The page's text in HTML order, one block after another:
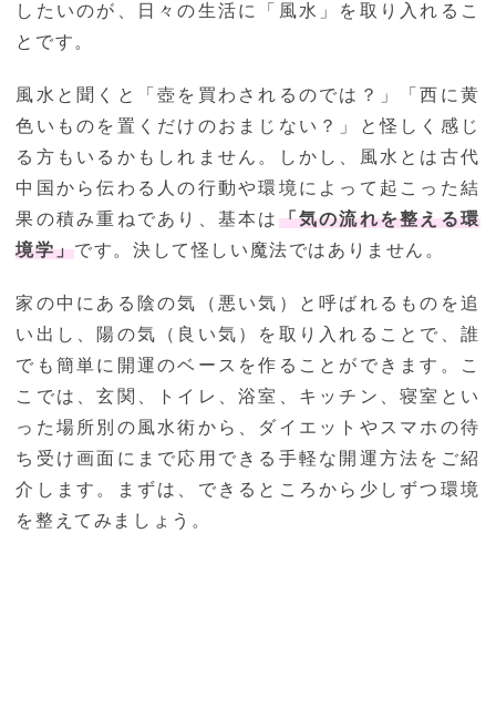
したいのが、日々の生活に「風水」を取り入れるこ
とです。
風水と聞くと「壺を買わされるのでは？」「西に黄
色いものを置くだけのおまじない？」と怪しく感じ
る方もいるかもしれません。しかし、風水とは古代
中国から伝わる人の行動や環境によって起こった結
果の積み重ねであり、基本は 「気の流れを整える環
境学」です。決して怪しい魔法ではありません。
家の中にある陰の気（悪い気）と呼ばれるものを追
い出し、陽の気（良い気）を取り入れることで、誰
でも簡単に開運のベースを作ることができます。こ
こでは、玄関、トイレ、浴室、キッチン、寝室とい
った場所別の風水術から、ダイエットやスマホの待
ち受け画面にまで応用できる手軽な開運方法をご紹
介します。まずは、できるところから少しずつ環境
を整えてみましょう。